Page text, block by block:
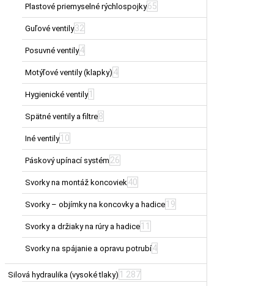
Plastové priemyselné rýchlospojky65
Guľové ventily32
Posuvné ventily4
Motýľové ventily (klapky) 4
Hygienické ventily 1
Spätné ventily a filtre8
Iné ventily 10
Páskový upínací systém 26
Svorky na montáž koncoviek 40
Svorky – objímky na koncovky a hadice 19
Svorky a držiaky na rúry a hadice 11
Svorky na spájanie a opravu potrubí4
Silová hydraulika (vysoké tlaky) 1 287